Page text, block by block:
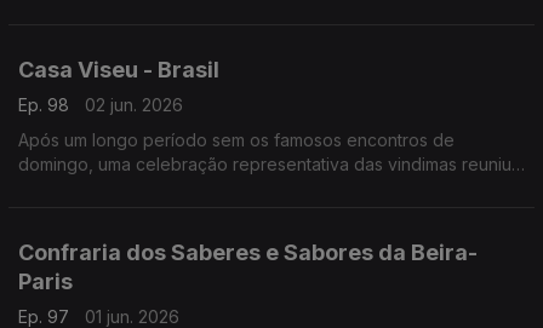
Casa Viseu - Brasil
Ep. 98
02 jun. 2026
Após um longo período sem os famosos encontros de
domingo, uma celebração representativa das vindimas reuniu
Confraria dos Saberes e Sabores da Beira-
Paris
Ep. 97
01 jun. 2026